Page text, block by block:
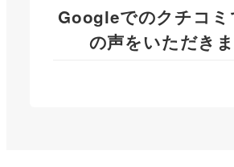
Googleでのクチコ
の声をいただき